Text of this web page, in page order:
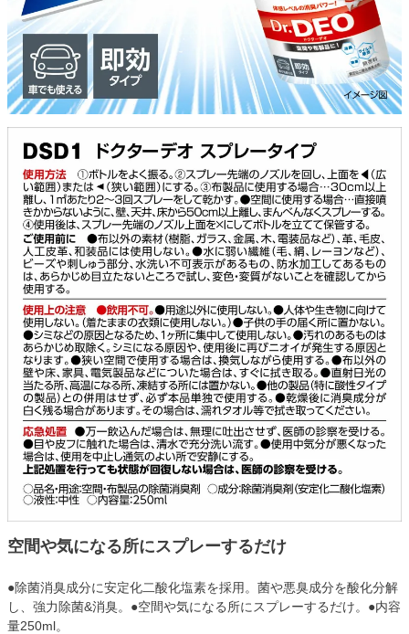
空間や気になる所にスプレーするだけ
●除菌消臭成分に安定化二酸化塩素を採用。菌や悪臭成分を酸化分解
し、強力除菌&消臭。●空間や気になる所にスプレーするだけ。●内容
量250ml。